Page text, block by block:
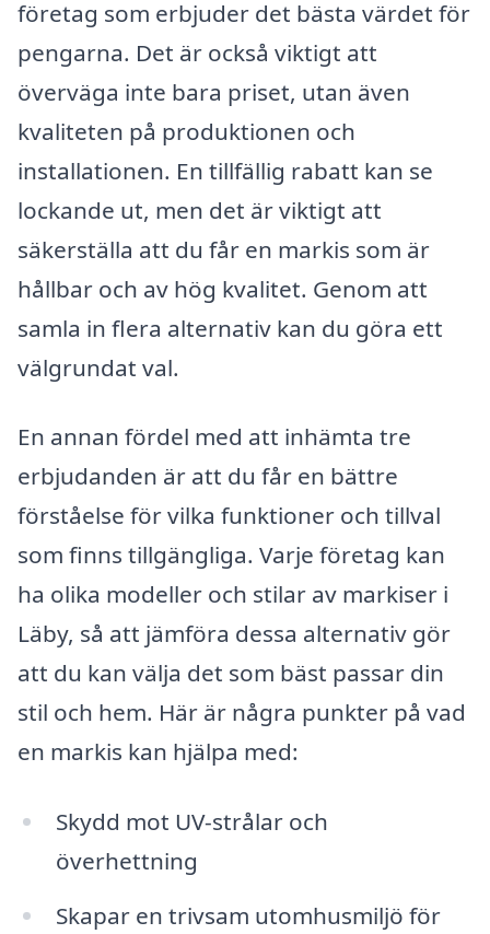
företag som erbjuder det bästa värdet för
pengarna. Det är också viktigt att
överväga inte bara priset, utan även
kvaliteten på produktionen och
installationen. En tillfällig rabatt kan se
lockande ut, men det är viktigt att
säkerställa att du får en markis som är
hållbar och av hög kvalitet. Genom att
samla in flera alternativ kan du göra ett
välgrundat val.
En annan fördel med att inhämta tre
erbjudanden är att du får en bättre
förståelse för vilka funktioner och tillval
som finns tillgängliga. Varje företag kan
ha olika modeller och stilar av markiser i
Läby, så att jämföra dessa alternativ gör
att du kan välja det som bäst passar din
stil och hem. Här är några punkter på vad
en markis kan hjälpa med:
Skydd mot UV-strålar och
överhettning
Skapar en trivsam utomhusmiljö för